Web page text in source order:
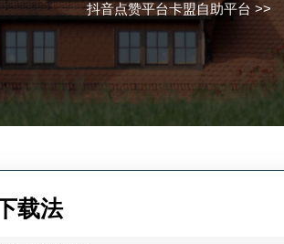
抖音点赞平台卡盟自助平台 >>
载法电